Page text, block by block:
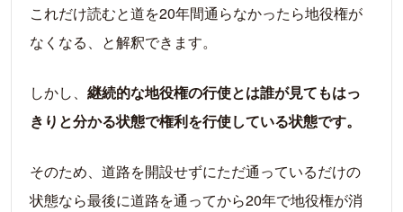
これだけ読むと道を20年間通らなかったら地役権が
なくなる、と解釈できます。
しかし、 継続的な地役権の行使とは誰が見てもはっ
きりと分かる状態で権利を行使している状態です。
そのため、道路を開設せずにただ通っているだけの
状態なら最後に道路を通ってから20年で地役権が消